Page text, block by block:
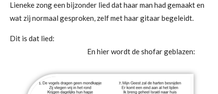
Lieneke zong een bijzonder lied dat haar man had gemaakt en
wat zij normaal gesproken, zelf met haar gitaar begeleidt.
Dit is dat lied:
En hier wordt de shofar geblazen: